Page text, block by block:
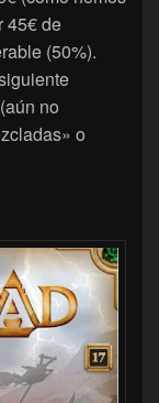
45€ de
(50%).
no
o